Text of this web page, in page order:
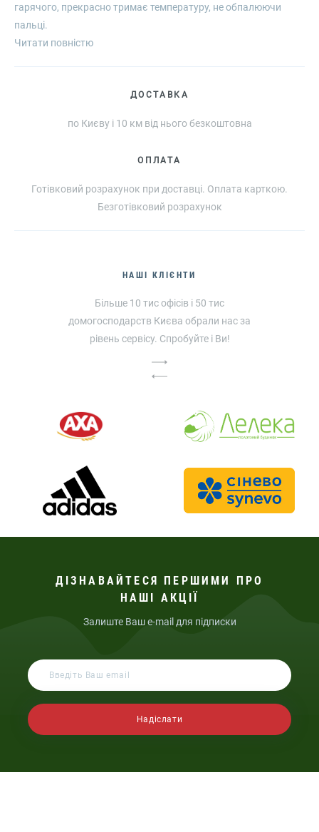
гарячого, прекрасно тримає температуру, не обпалюючи
пальці.
Паперові стакани Corsico можуть використовуватися як для
роду кавових напоїв, чаю чи води.
оригінальний дизайн. Тримати в руці і пити з цієї тари
Читати повністю
ДОСТАВКА
по Києву і 10 км від нього безкоштовна
ОПЛАТА
Готівковий розрахунок при доставці. Оплата карткою.
Безготівковий розрахунок
НАШІ КЛІЄНТИ
Більше 10 тис офісів і 50 тис
домогосподарств Києва обрали нас за
рівень сервісу. Спробуйте і Ви!
ДІЗНАВАЙТЕСЯ ПЕРШИМИ ПРО
НАШІ АКЦІЇ
Залиште Ваш e-mail для підписки
Надіслати